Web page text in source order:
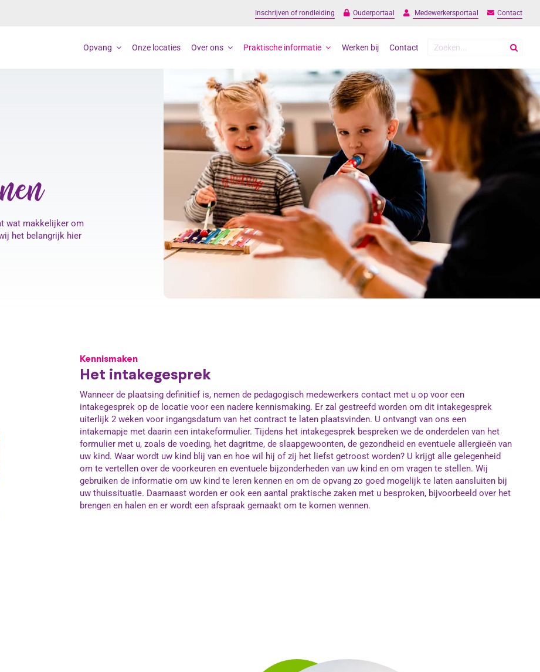
Inschrijven of rondleiding Ouderportaal Medewerkersportaal Contact
Opvang Onze locaties Over ons Praktische informatie Werken bij Contact
Zoeken
wat makkelijker om
het belangrijk hier
Kennismaken
Het intakegesprek
Wanneer de plaatsing definitief is, nemen de pedagogisch medewerkers contact met u op voor een
intakegesprek op de locatie voor een nadere kennismaking. Er zal gestreefd worden om dit intakegesprek
uiterlijk 2 weken voor ingangsdatum van het contract te laten plaatsvinden. U ontvangt van ons een
intakemapje met daarin een intakeformulier. Tijdens het intakegesprek bespreken we de onderdelen van het
formulier met u, zoals de voeding, het dagritme, de slaapgewoonten, de gezondheid en eventuele allergieën van
uw kind. Waar wordt uw kind blij van en hoe wil hij of zij het liefst getroost worden? U krijgt alle gelegenheid
om te vertellen over de voorkeuren en eventuele bijzonderheden van uw kind en om vragen te stellen. Wij
gebruiken de informatie om uw kind te leren kennen en om de opvang zo goed mogelijk te laten aansluiten bij
uw thuissituatie. Daarnaast worden er ook een aantal praktische zaken met u besproken, bijvoorbeeld over het
brengen en halen en er wordt een afspraak gemaakt om te komen wennen.